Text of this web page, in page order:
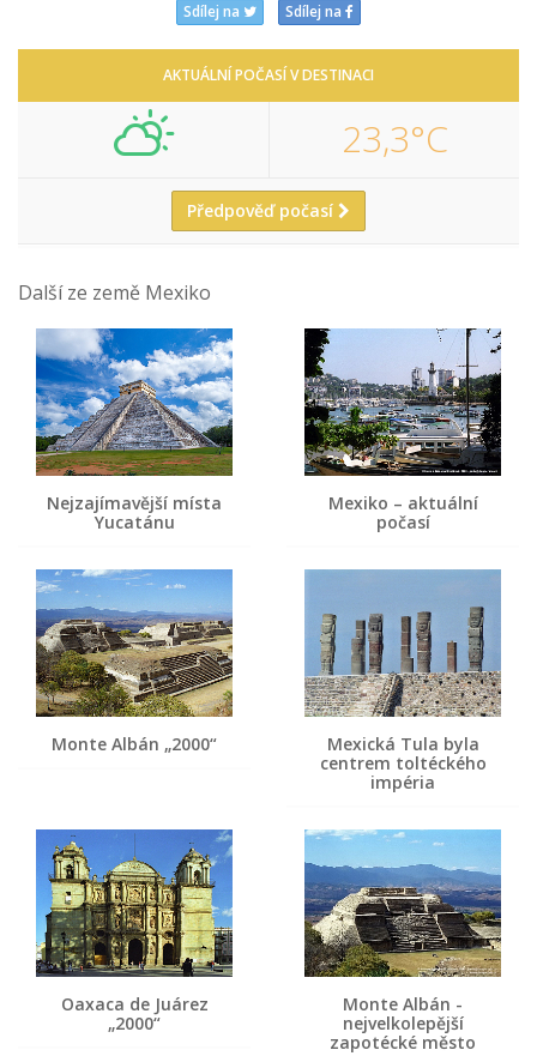
Sdílej na Sdílej na
AKTUÁLNÍ POČASÍ V DESTINACI
23,3°C
Předpověď počasí
Další ze země Mexiko
Nejzajímavější místa
Yucatánu
Mexiko – aktuální
počasí
Monte Albán „2000“
Mexická Tula byla
centrem toltéckého
impéria
Oaxaca de Juárez
„2000“
Monte Albán -
nejvelkolepější
zapotécké město